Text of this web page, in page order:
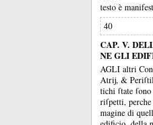
testo è
40
CAP. V.
NE GLI
AGLI altri
Atrĳ, &
tichi ſtate
riſpetti,
magine di